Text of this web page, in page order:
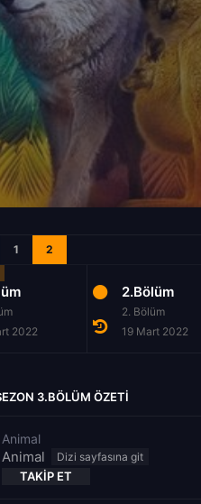
1 2
2022
2.Bölüm
2. Bölüm
19 Mart 2022
3.BÖLÜM ÖZETI
Animal
Animal
TAKIP ET